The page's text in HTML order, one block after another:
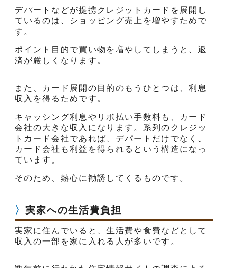
デパートなどが提携クレジットカードを展開し
ているのは、ショッピング売上を増やすためで
す。
ポイント目的で買い物を増やしてしまうと、返
済が厳しくなります。
また、カード展開の目的のもうひとつは、利息
収入を得るためです。
キャッシング利息やリボ払い手数料も、カード
会社の大きな収入になります。系列のクレジッ
トカード会社であれば、デパートだけでなく、
カード会社も利益を得られるという構造になっ
ています。
そのため、熱心に勧誘してくるものです。
実家への生活費負担
実家に住んでいると、生活費や食費などとして
収入の一部を家に入れる人が多いです。